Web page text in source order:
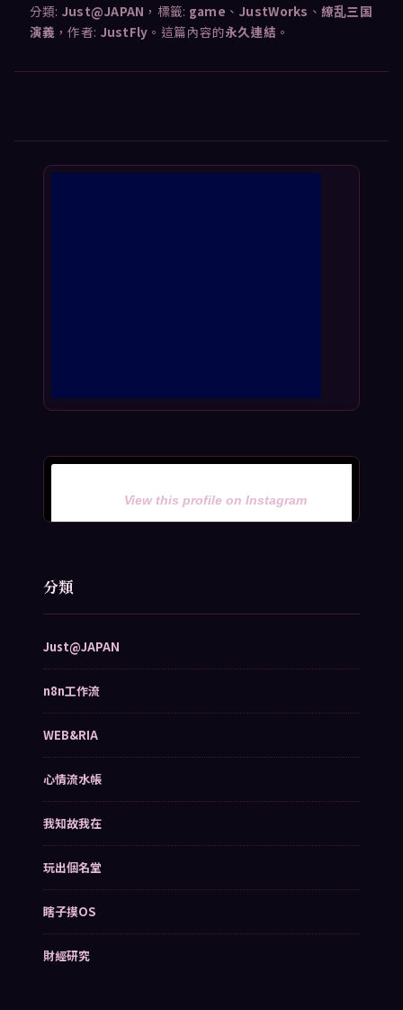
分類: Just@JAPAN ，標籤: game 、 JustWorks 、 繚乱三国
演義 ，作者: JustFly 。這篇內容的永久連結 。
View this profile on Instagram
分類
Just@JAPAN
n8n工作流
WEB&RIA
心情流水帳
我知故我在
玩出個名堂
瞎子摸OS
財經研究